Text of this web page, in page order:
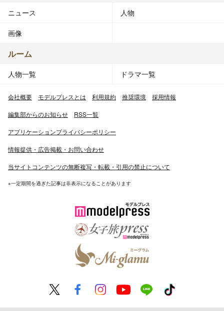
ニュース 人物
画像
ルーム
人物一覧 ドラマ一覧
会社概要 モデルプレスとは 利用規約 推奨環境 採用情報
編集部からのお知らせ RSS一覧
アプリケーションプライバシーポリシー
情報提供・広告掲載・お問い合わせ
当サイトコンテンツの無断複写・転載・引用の禁止について
※一定期間を過ぎた記事は非表示になることがあります